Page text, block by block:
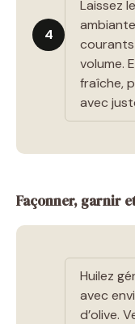
4
Laissez
courants
volume.
fraîche,
avec
Façonner, garnir
Huilez
avec
d’olive.